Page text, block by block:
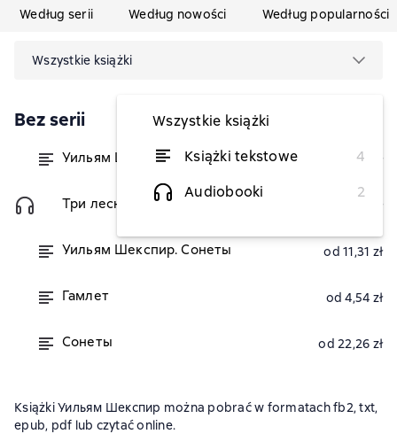
Według serii Według nowości Według popularności
Wszystkie książki
Wszystkie książki
Książki tekstowe
4
Audiobooki
2
Bez serii
Уильям Шекспир Сонеты. Гамлет od 13,58 zł
Три лесных царя
Уильям Шекспир. Сонеты od 11,31 zł
Гамлет od 4,54 zł
Сонеты od 22,26 zł
Książki Уильям Шекспир można pobrać w formatach fb2, txt,
epub, pdf lub czytać online.